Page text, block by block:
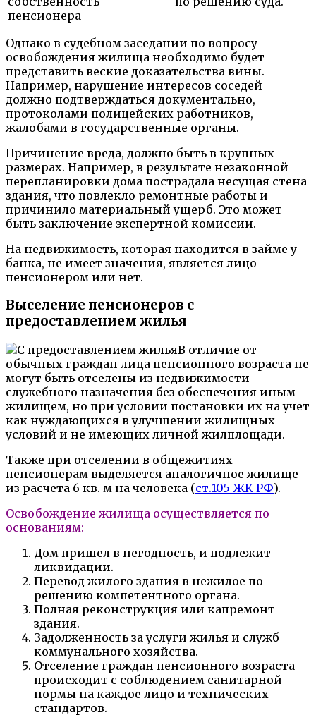
пенсионера
Однако в судебном заседании по вопросу
освобождения жилища необходимо будет
представить веские доказательства вины.
Например, нарушение интересов соседей
должно подтверждаться документально,
протоколами полицейских работников,
жалобами в государственные органы.
Причинение вреда, должно быть в крупных
размерах. Например, в результате незаконной
перепланировки дома пострадала несущая стена
здания, что повлекло ремонтные работы и
причинило материальный ущерб. Это может
быть заключение экспертной комиссии.
На недвижимость, которая находится в займе у
банка, не имеет значения, является лицо
пенсионером или нет.
Выселение пенсионеров с
предоставлением жилья
В отличие от
обычных граждан лица пенсионного возраста не
могут быть отселены из недвижимости
служебного назначения без обеспечения иным
жилищем, но при условии постановки их на учет
как нуждающихся в улучшении жилищных
условий и не имеющих личной жилплощади.
Также при отселении в общежитиях
пенсионерам выделяется аналогичное жилище
из расчета 6 кв. м на человека (ст.105 ЖК РФ).
Освобождение жилища осуществляется по
основаниям:
Дом пришел в негодность, и подлежит
ликвидации.
Перевод жилого здания в нежилое по
решению компетентного органа.
Полная реконструкция или капремонт
здания.
Задолженность за услуги жилья и служб
коммунального хозяйства.
Отселение граждан пенсионного возраста
происходит с соблюдением санитарной
нормы на каждое лицо и технических
стандартов.